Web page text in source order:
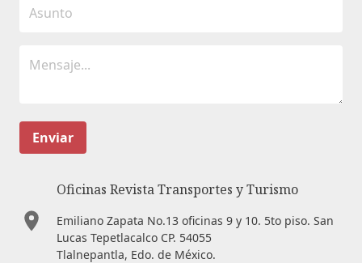
Enviar
Oficinas Revista Transportes y Turismo
Emiliano Zapata No.13 oficinas 9 y 10. 5to piso. San
Lucas Tepetlacalco CP. 54055
Tlalnepantla, Edo. de México.